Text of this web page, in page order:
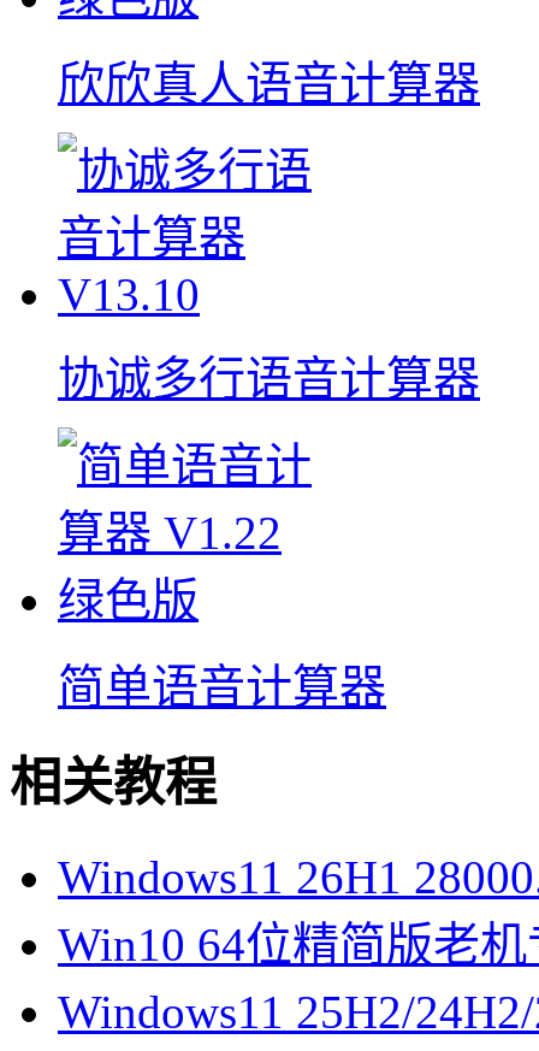
欣欣真人语音计算器
协诚多行语音计算器
简单语音计算器
相关教程
Windows11 26H1
Win10 64位精简版老
Windows11 25H2/